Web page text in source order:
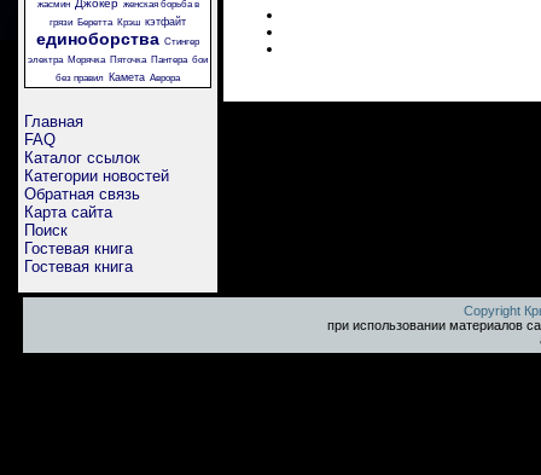
жасмин
Джокер женская борьба в
грязи Беретта Крэш кэтфайт
единоборства Стингер
электра Морячка Пяточка Пантера бои
без правил Камета Аврора
Главная
FAQ
Каталог ссылок
Категории новостей
Обратная связь
Карта сайта
Поиск
Гостевая книга
Гостевая книга
Copyright
при использовании материалов